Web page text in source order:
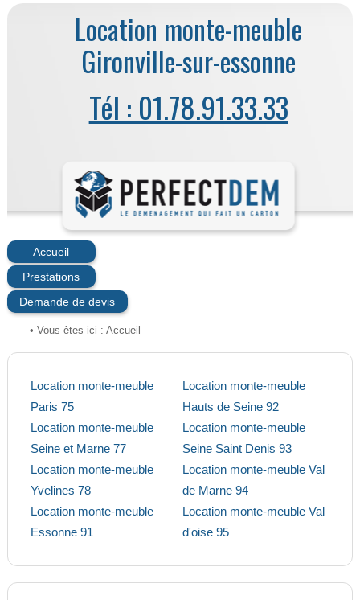
Location monte-meuble
Gironville-sur-essonne
Tél : 01.78.91.33.33
Accueil
Prestations
Demande de devis
• Vous êtes ici : Accueil
Location monte-meuble
Paris 75
Location monte-meuble
Seine et Marne 77
Location monte-meuble
Yvelines 78
Location monte-meuble
Essonne 91
Location monte-meuble
Hauts de Seine 92
Location monte-meuble
Seine Saint Denis 93
Location monte-meuble Val
de Marne 94
Location monte-meuble Val
d'oise 95